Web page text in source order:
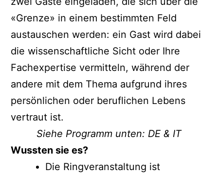
«Grenze» in einem bestimmten Feld
austauschen werden: ein Gast wird dabei
die wissenschaftliche Sicht oder Ihre
Fachexpertise vermitteln, während der
andere mit dem Thema aufgrund ihres
persönlichen oder beruflichen Lebens
vertraut ist.
Siehe Programm unten: DE & IT
Wussten sie es?
Die Ringveranstaltung ist